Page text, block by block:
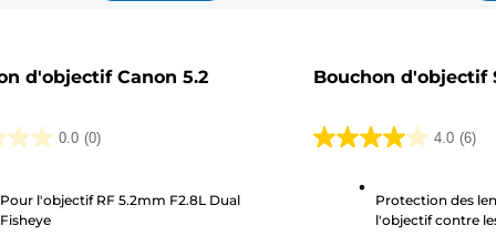
d'objectif Canon 5.2
0.0 (0)
Pour l'objectif RF 5.2mm F2.8L Dual
Fisheye
Bouchon d'objectif
4.0 (6)
4.0
Protection des
l'objectif contre